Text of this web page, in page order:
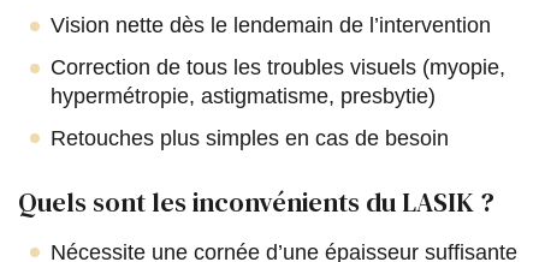
Vision nette dès le lendemain de l’intervention
Correction de tous les troubles visuels (myopie,
hypermétropie, astigmatisme, presbytie)
Retouches plus simples en cas de besoin
Quels sont les inconvénients du LASIK ?
Nécessite une cornée d’une épaisseur suffisante